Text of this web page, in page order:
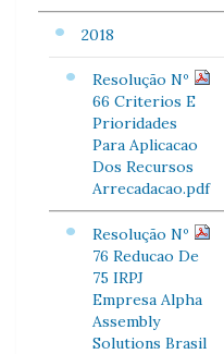
2018
Resolução Nº
66 Criterios E
Prioridades
Para Aplicacao
Dos Recursos
Arrecadacao.pdf
Resolução Nº
76 Reducao De
75 IRPJ
Empresa Alpha
Assembly
Solutions Brasil